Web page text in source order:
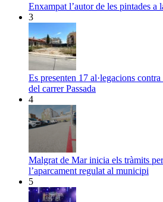
Enxampat l’autor de les pintades a
3
Es presenten 17 al·legacions
del carrer Passada
4
Malgrat de Mar inicia els tràmits
l’aparcament regulat al municipi
5